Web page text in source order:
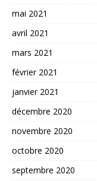
mai 2021
avril 2021
mars 2021
février 2021
janvier 2021
décembre 2020
novembre 2020
octobre 2020
septembre 2020